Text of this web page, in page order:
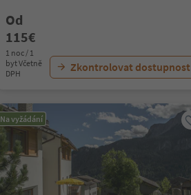
Od
115€
1 noc / 1
byt Včetně
DPH
Zkontrolovat dostupnost
Na vyžádání